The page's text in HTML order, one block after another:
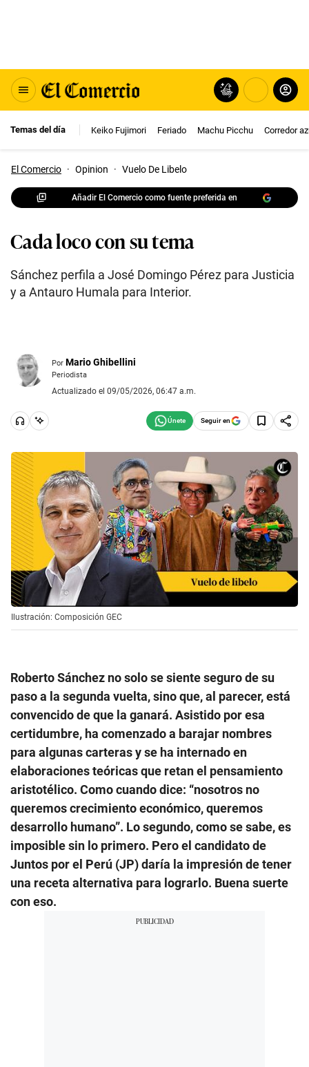
Temas del día Keiko Fujimori Feriado Machu Picchu Corredor
El Comercio · Opinion · Vuelo De Libelo
Añadir El Comercio como fuente preferida en
Cada loco con su tema
Sánchez perfila a José Domingo Pérez para Justicia
y a Antauro Humala para Interior.
Por Mario Ghibellini
Periodista
Actualizado el 09/05/2026, 06:47 a.m.
Seguir en
Ilustración: Composición GEC
Roberto Sánchez no solo se siente seguro de su
paso a la segunda vuelta, sino que, al parecer, está
convencido de que la ganará. Asistido por esa
certidumbre, ha comenzado a barajar nombres
para algunas carteras y se ha internado en
elaboraciones teóricas que retan el pensamiento
aristotélico. Como cuando dice: “nosotros no
queremos crecimiento económico, queremos
desarrollo humano”. Lo segundo, como se sabe, es
imposible sin lo primero. Pero el candidato de
Juntos por el Perú (JP) daría la impresión de tener
una receta alternativa para lograrlo. Buena suerte
con eso.